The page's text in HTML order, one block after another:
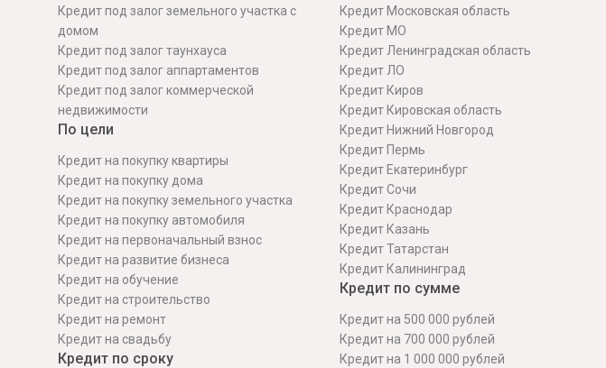
Кредит под залог земельного участка с
домом
Кредит под залог таунхауса
Кредит под залог аппартаментов
Кредит под залог коммерческой
недвижимости
По цели
Кредит на покупку квартиры
Кредит на покупку дома
Кредит на покупку земельного участка
Кредит на покупку автомобиля
Кредит на первоначальный взнос
Кредит на развитие бизнеса
Кредит на обучение
Кредит на строительcтво
Кредит на ремонт
Кредит на свадьбу
Кредит по сроку
Кредит Московская область
Кредит МО
Кредит Ленинградская область
Кредит ЛО
Кредит Киров
Кредит Кировская область
Кредит Нижний Новгород
Кредит Пермь
Кредит Екатеринбург
Кредит Сочи
Кредит Краснодар
Кредит Казань
Кредит Татарстан
Кредит Калининград
Кредит по сумме
Кредит на 500 000 рублей
Кредит на 700 000 рублей
Кредит на 1 000 000 рублей